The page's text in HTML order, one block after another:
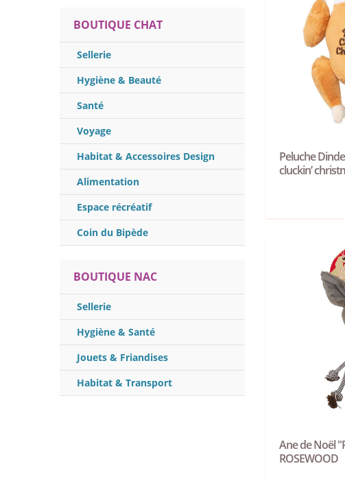
BOUTIQUE CHAT
Sellerie
Hygiène & Beauté
Santé
Voyage
Habitat & Accessoires Design
Alimentation
Espace récréatif
Coin du Bipède
BOUTIQUE NAC
Sellerie
Hygiène & Santé
Jouets & Friandises
Habitat & Transport
Peluche
cluckin’
Ane de Noël
ROSEWOOD